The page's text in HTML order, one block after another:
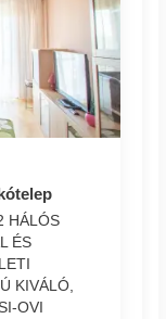
HÁLÓS
ÉS
KIVÁLÓ,
OVI